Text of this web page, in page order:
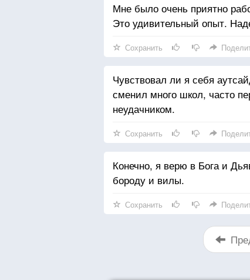
Мне было очень приятно
Это удивительный опыт.
Сохранить
Чувствовал ли я себя
сменил много школ, часто
неудачником.
Сохранить
Конечно, я верю в Бога и
бороду и вилы.
Сохранить